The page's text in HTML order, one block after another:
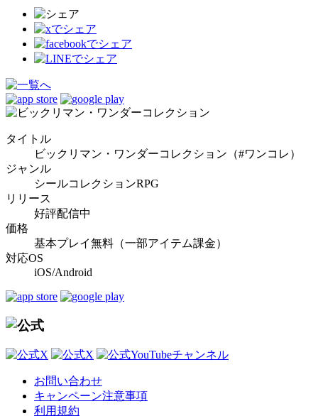
タイトル
ビックリマン・ワンダーコレクション（#ワンコレ）
ジャンル
シールコレクションRPG
リリース
好評配信中
価格
基本プレイ無料（一部アイテム課金）
対応OS
iOS/Android
お問い合わせ
キャンペーン注意事項
利用規約